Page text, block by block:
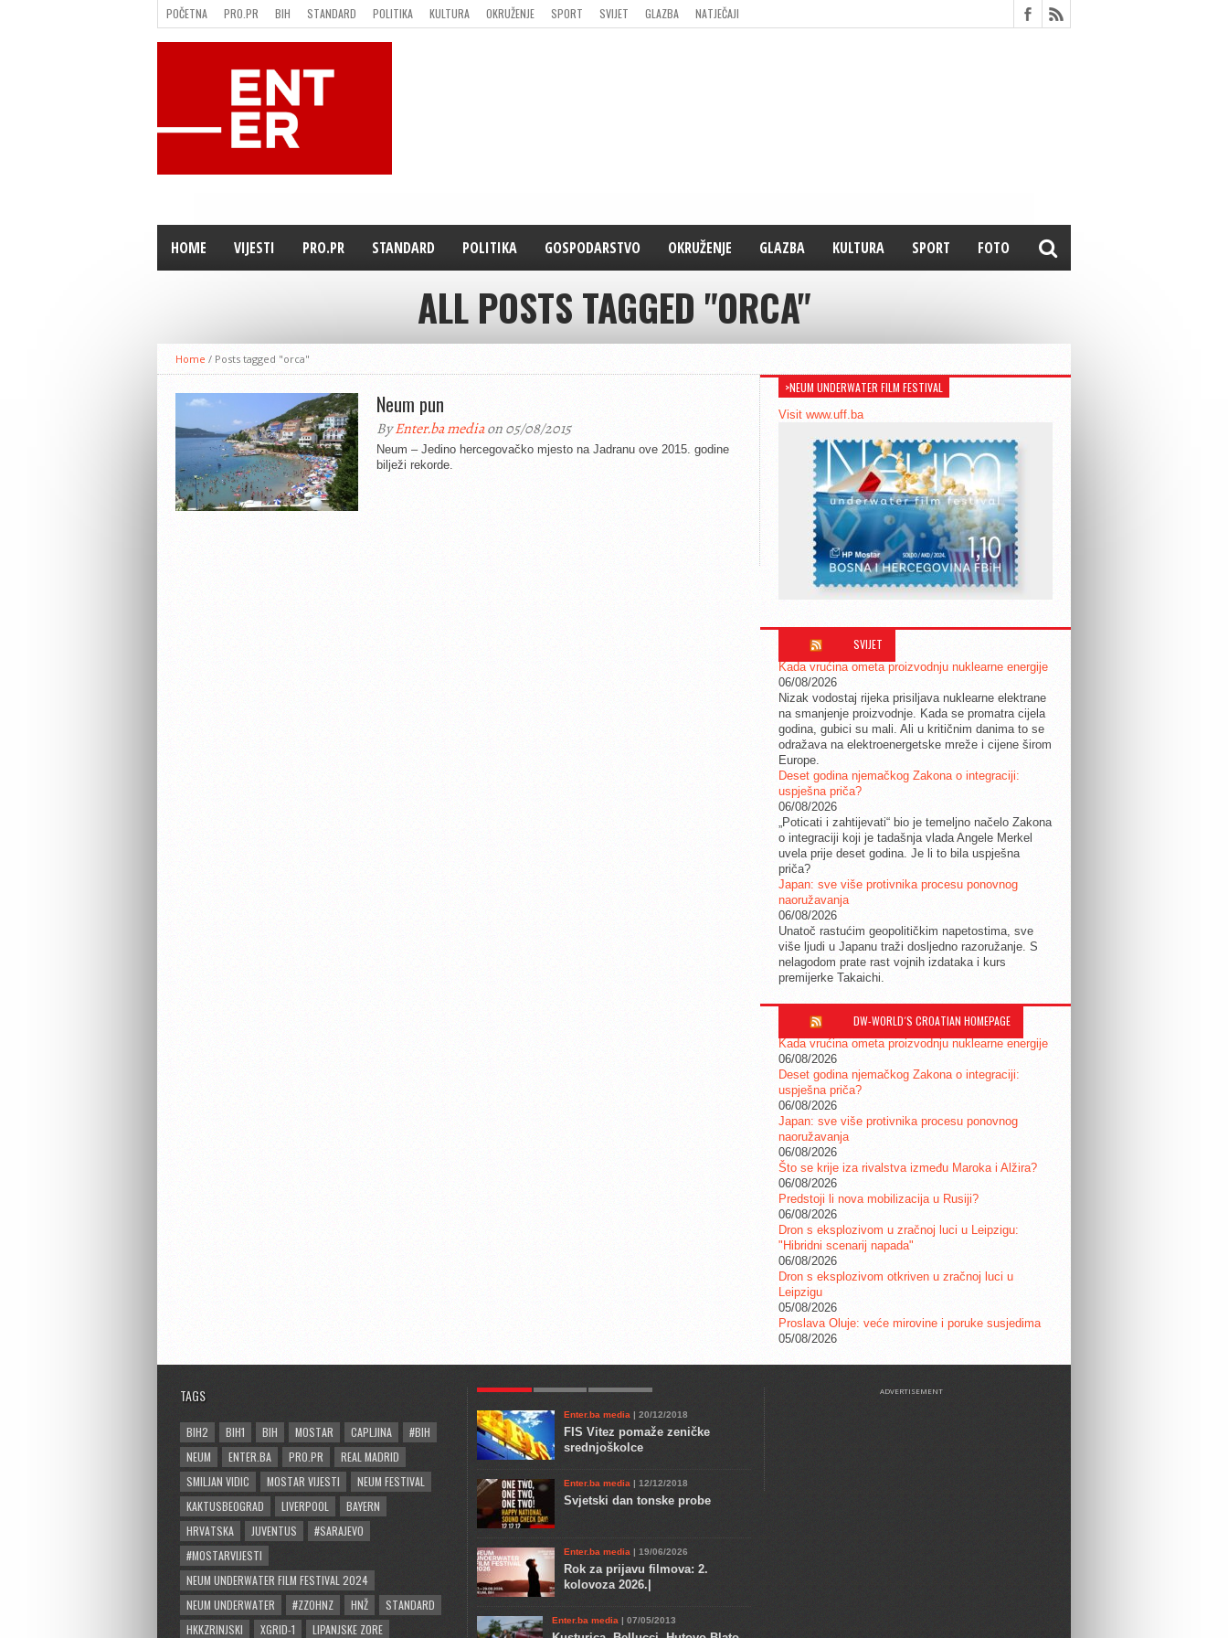
POČETNA PRO.PR BIH STANDARD POLITIKA KULTURA OKRUŽENJE SPORT SVIJET GLAZBA
NATJEČAJI
FILMING LOCATION IN BH
KONTAKT
HOME VIJESTI PRO.PR STANDARD POLITIKA GOSPODARSTVO OKRUŽENJE GLAZBA KULTURA SPORT FOTO
ALL POSTS TAGGED "ORCA"
Home / Posts tagged "orca"
Neum pun
ByEnter.ba mediaon 05/08/2015
Neum – Jedino hercegovačko mjesto na Jadranu ove 2015. godine
bilježi rekorde.
>NEUM UNDERWATER FILM FESTIVAL
Visit www.uff.ba
SVIJET
Kada vrućina ometa proizvodnju nuklearne energije
06/08/2026
Nizak vodostaj rijeka prisiljava nuklearne elektrane
na smanjenje proizvodnje. Kada se promatra cijela
godina, gubici su mali. Ali u kritičnim danima to se
odražava na elektroenergetske mreže i cijene širom
Europe.
Deset godina njemačkog Zakona o integraciji:
uspješna priča?
06/08/2026
„Poticati i zahtijevati“ bio je temeljno načelo Zakona
o integraciji koji je tadašnja vlada Angele Merkel
uvela prije deset godina. Je li to bila uspješna
priča?
Japan: sve više protivnika procesu ponovnog
naoružavanja
06/08/2026
Unatoč rastućim geopolitičkim napetostima, sve
više ljudi u Japanu traži dosljedno razoružanje. S
nelagodom prate rast vojnih izdataka i kurs
premijerke Takaichi.
DW-WORLD´S CROATIAN HOMEPAGE
Kada vrućina ometa proizvodnju nuklearne energije
06/08/2026
Deset godina njemačkog Zakona o integraciji:
uspješna priča?
06/08/2026
Japan: sve više protivnika procesu ponovnog
naoružavanja
06/08/2026
Što se krije iza rivalstva između Maroka i Alžira?
06/08/2026
Predstoji li nova mobilizacija u Rusiji?
06/08/2026
Dron s eksplozivom u zračnoj luci u Leipzigu:
"Hibridni scenarij napada"
06/08/2026
Dron s eksplozivom otkriven u zračnoj luci u
Leipzigu
05/08/2026
Proslava Oluje: veće mirovine i poruke susjedima
05/08/2026
TAGS
BIH2 BIH1 BIH MOSTAR CAPLJINA
#BIH
NEUM
ENTER.BA PRO.PR
REAL MADRID
SMILJAN VIDIC
MOSTAR VIJESTI
NEUM FESTIVAL
KAKTUSBEOGRAD
LIVERPOOL
BAYERN
HRVATSKA
JUVENTUS
#SARAJEVO
#MOSTARVIJESTI
NEUM UNDERWATER FILM FESTIVAL 2024
NEUM UNDERWATER
#ZZOHNZ HNŽ
STANDARD
HKKZRINJSKI
XGRID-1 LIPANJSKE ZORE
Enter.ba media | 20/12/2018
FIS Vitez pomaže zeničke
srednjoškolce
Enter.ba media | 12/12/2018
Svjetski dan tonske probe
Enter.ba media | 19/06/2026
Rok za prijavu filmova: 2.
kolovoza 2026.|
Enter.ba media | 07/05/2013
ADVERTISEMENT